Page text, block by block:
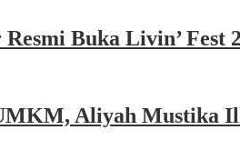
Buka Livin’ Fest
Aliyah Mustika